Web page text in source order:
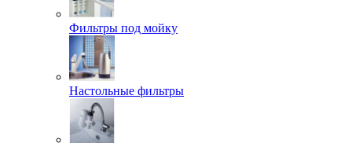
Фильтры под мойку
Настольные фильтры